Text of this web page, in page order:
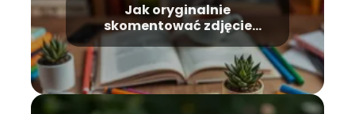
Jak oryginalnie
skomentować zdjęcie
przyjaciółce: sprawdzone
pomysły